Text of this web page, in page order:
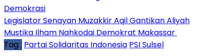
Demokrasi
Legislator Senayan Muzakkir Aqil Gantikan Aliyah
Mustika Ilham Nahkodai Demokrat Makassar
Tag : Partai Solidaritas Indonesia PSI Sulsel